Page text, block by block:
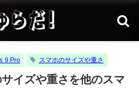
9 Pro スマホのサイズや重さ
イズや重さを他のスマ